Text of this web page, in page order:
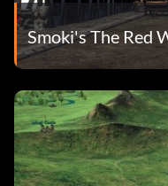
Smoki's The Red